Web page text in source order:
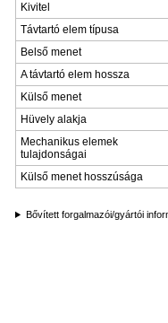
Kivitel
Távtartó elem típusa
Belső menet
A távtartó elem hossza
Külső menet
Hüvely alakja
Mechanikus elemek
tulajdonságai
Külső menet hosszúsága
Bővített forgalmazói/gyártói